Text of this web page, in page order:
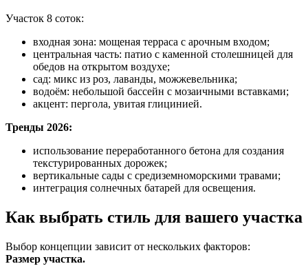
Участок 8 соток:
входная зона: мощеная терраса с арочным входом;
центральная часть: патио с каменной столешницей для
обедов на открытом воздухе;
сад: микс из роз, лаванды, можжевельника;
водоём: небольшой бассейн с мозаичными вставками;
акцент: пергола, увитая глицинией.
Тренды 2026:
использование переработанного бетона для создания
текстурированных дорожек;
вертикальные сады с средиземноморскими травами;
интеграция солнечных батарей для освещения.
Как выбрать стиль для вашего участка
Выбор концепции зависит от нескольких факторов:
Размер участка.